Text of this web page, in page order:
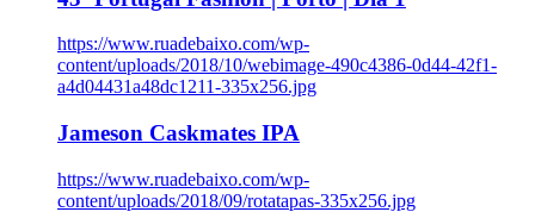
https://www.ruadebaixo.com/wp-
content/uploads/2018/10/webimage-490c4386-0d44-42f1-
a4d04431a48dc1211-335x256.jpg
Jameson Caskmates IPA
https://www.ruadebaixo.com/wp-
content/uploads/2018/09/rotatapas-335x256.jpg